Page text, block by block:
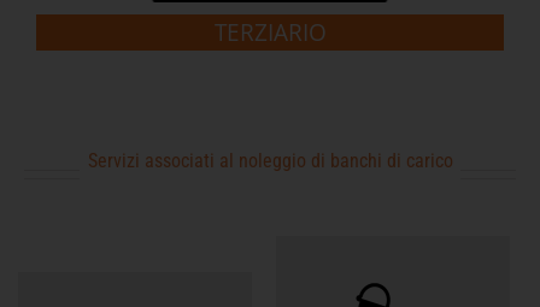
TERZIARIO
Servizi associati al noleggio di banchi di carico